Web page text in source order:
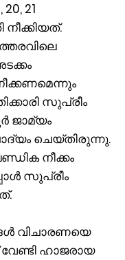
21
സുപ്രീം
ജാമ്യം
ചെയ്തിരുന്നു.
നീക്കം
സുപ്രീം
വിചാരണയെ
വേണ്ടി ഹാജരായ